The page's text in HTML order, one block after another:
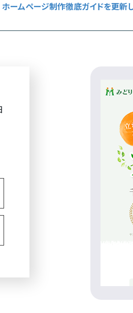
ホームページ制作徹底ガイドを更新